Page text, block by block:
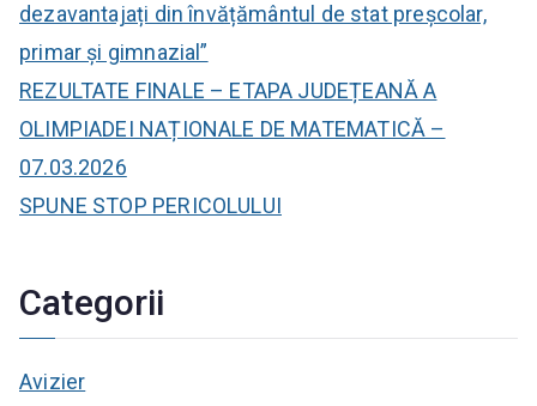
dezavantajați din învățământul de stat preșcolar,
primar și gimnazial”
REZULTATE FINALE – ETAPA JUDEȚEANĂ A
OLIMPIADEI NAȚIONALE DE MATEMATICĂ –
07.03.2026
SPUNE STOP PERICOLULUI
Categorii
Avizier